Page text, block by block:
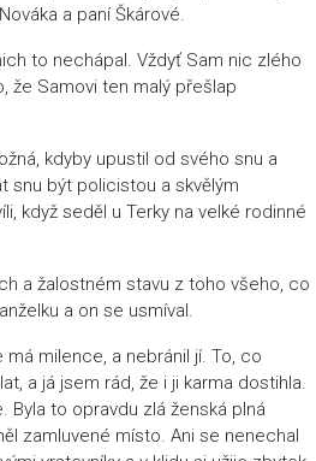
a paní Škárové.
to nechápal. Vždyť Sam nic zlého
že Samovi ten malý přešlap
kdyby upustil od svého snu a
snu být policistou a skvělým
když seděl u Terky na velké rodinné
a žalostném stavu z toho všeho, co
a on se usmíval.
milence, a nebránil jí. To, co
a já jsem rád, že i ji karma dostihla.
to opravdu zlá ženská plná
zamluvené místo. Ani se nenechal